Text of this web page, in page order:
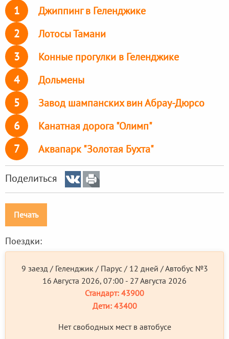
1 Джиппинг в Геленджике
2 Лотосы Тамани
3 Конные прогулки в Геленджике
4 Дольмены
5 Завод шампанских вин Абрау-Дюрсо
6 Канатная дорога "Олимп"
7 Аквапарк "Золотая Бухта"
Поделиться
Печать
Поездки:
9 заезд / Геленджик / Парус / 12 дней / Автобус №3
16 Августа 2026, 07:00 - 27 Августа 2026
Стандарт: 43900
Дети:43400
Нет свободных мест в автобусе